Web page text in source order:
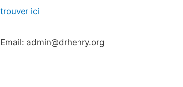
trouver ici
Email: admin@drhenry.org